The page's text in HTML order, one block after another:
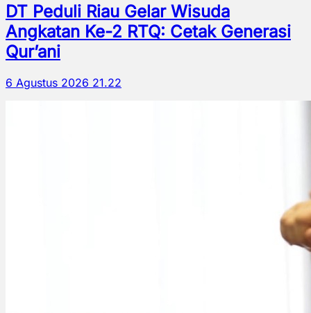
DT Peduli Riau Gelar Wisuda
Angkatan Ke-2 RTQ: Cetak Generasi
Qur’ani
6 Agustus 2026 21.22